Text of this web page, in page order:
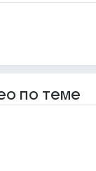
по теме